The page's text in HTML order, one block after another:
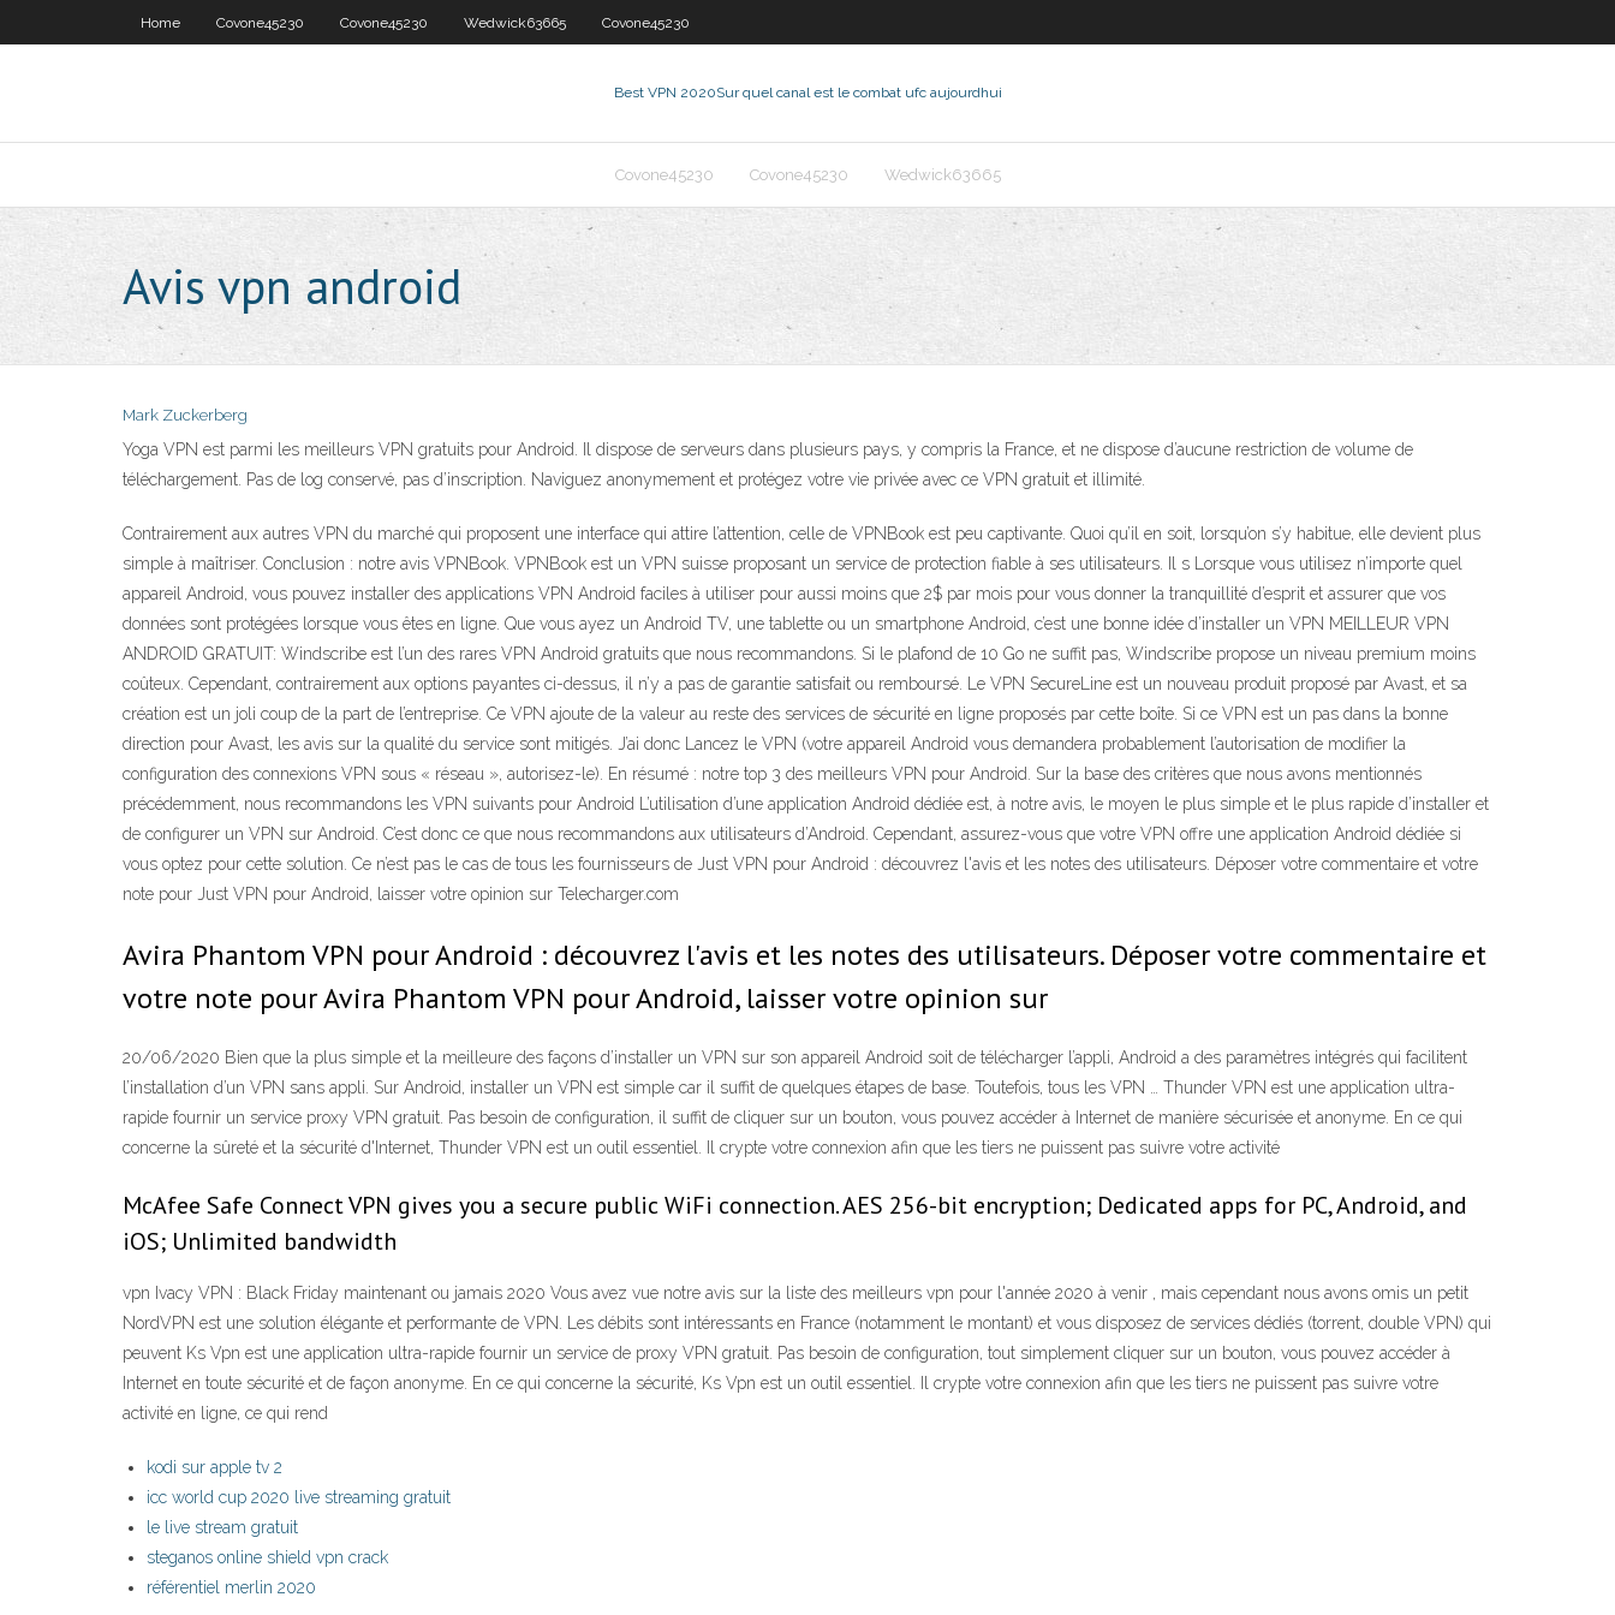
Home Covone45230 Covone45230 Wedwick63665 Covone45230
Best VPN 2020Sur quel canal est le combat ufc aujourdhui
Covone45230 Covone45230 Wedwick63665
Avis vpn android
Mark Zuckerberg
Yoga VPN est parmi les meilleurs VPN gratuits pour Android. Il dispose de serveurs dans plusieurs pays, y compris la France, et ne dispose d’aucune restriction de volume de
téléchargement. Pas de log conservé, pas d’inscription. Naviguez anonymement et protégez votre vie privée avec ce VPN gratuit et illimité.
Contrairement aux autres VPN du marché qui proposent une interface qui attire l’attention, celle de VPNBook est peu captivante. Quoi qu’il en soit, lorsqu’on s’y habitue, elle devient plus
simple à maîtriser. Conclusion : notre avis VPNBook. VPNBook est un VPN suisse proposant un service de protection fiable à ses utilisateurs. Il s Lorsque vous utilisez n’importe quel
appareil Android, vous pouvez installer des applications VPN Android faciles à utiliser pour aussi moins que 2$ par mois pour vous donner la tranquillité d’esprit et assurer que vos
données sont protégées lorsque vous êtes en ligne. Que vous ayez un Android TV, une tablette ou un smartphone Android, c’est une bonne idée d’installer un VPN MEILLEUR VPN
ANDROID GRATUIT: Windscribe est l’un des rares VPN Android gratuits que nous recommandons. Si le plafond de 10 Go ne suffit pas, Windscribe propose un niveau premium moins
coûteux. Cependant, contrairement aux options payantes ci-dessus, il n’y a pas de garantie satisfait ou remboursé. Le VPN SecureLine est un nouveau produit proposé par Avast, et sa
création est un joli coup de la part de l’entreprise. Ce VPN ajoute de la valeur au reste des services de sécurité en ligne proposés par cette boîte. Si ce VPN est un pas dans la bonne
direction pour Avast, les avis sur la qualité du service sont mitigés. J’ai donc Lancez le VPN (votre appareil Android vous demandera probablement l’autorisation de modifier la
configuration des connexions VPN sous « réseau », autorisez-le). En résumé : notre top 3 des meilleurs VPN pour Android. Sur la base des critères que nous avons mentionnés
précédemment, nous recommandons les VPN suivants pour Android L’utilisation d’une application Android dédiée est, à notre avis, le moyen le plus simple et le plus rapide d’installer et
de configurer un VPN sur Android. C’est donc ce que nous recommandons aux utilisateurs d’Android. Cependant, assurez-vous que votre VPN offre une application Android dédiée si
vous optez pour cette solution. Ce n’est pas le cas de tous les fournisseurs de Just VPN pour Android : découvrez l'avis et les notes des utilisateurs. Déposer votre commentaire et votre
note pour Just VPN pour Android, laisser votre opinion sur Telecharger.com
Avira Phantom VPN pour Android : découvrez l'avis et les notes des utilisateurs. Déposer votre commentaire et
votre note pour Avira Phantom VPN pour Android, laisser votre opinion sur
20/06/2020 Bien que la plus simple et la meilleure des façons d’installer un VPN sur son appareil Android soit de télécharger l’appli, Android a des paramètres intégrés qui facilitent
l’installation d’un VPN sans appli. Sur Android, installer un VPN est simple car il suffit de quelques étapes de base. Toutefois, tous les VPN … Thunder VPN est une application ultra-
rapide fournir un service proxy VPN gratuit. Pas besoin de configuration, il suffit de cliquer sur un bouton, vous pouvez accéder à Internet de manière sécurisée et anonyme. En ce qui
concerne la sûreté et la sécurité d'Internet, Thunder VPN est un outil essentiel. Il crypte votre connexion afin que les tiers ne puissent pas suivre votre activité
McAfee Safe Connect VPN gives you a secure public WiFi connection. AES 256-bit encryption; Dedicated apps for PC, Android, and
iOS; Unlimited bandwidth
vpn Ivacy VPN : Black Friday maintenant ou jamais 2020 Vous avez vue notre avis sur la liste des meilleurs vpn pour l'année 2020 à venir , mais cependant nous avons omis un petit
NordVPN est une solution élégante et performante de VPN. Les débits sont intéressants en France (notamment le montant) et vous disposez de services dédiés (torrent, double VPN) qui
peuvent Ks Vpn est une application ultra-rapide fournir un service de proxy VPN gratuit. Pas besoin de configuration, tout simplement cliquer sur un bouton, vous pouvez accéder à
Internet en toute sécurité et de façon anonyme. En ce qui concerne la sécurité, Ks Vpn est un outil essentiel. Il crypte votre connexion afin que les tiers ne puissent pas suivre votre
activité en ligne, ce qui rend
kodi sur apple tv 2
icc world cup 2020 live streaming gratuit
le live stream gratuit
steganos online shield vpn crack
référentiel merlin 2020